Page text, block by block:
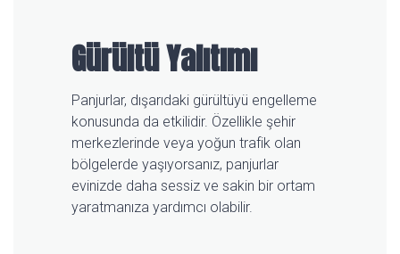
Gürültü Yalıtımı
Panjurlar, dışarıdaki gürültüyü engelleme
konusunda da etkilidir. Özellikle şehir
merkezlerinde veya yoğun trafik olan
bölgelerde yaşıyorsanız, panjurlar
evinizde daha sessiz ve sakin bir ortam
yaratmanıza yardımcı olabilir.